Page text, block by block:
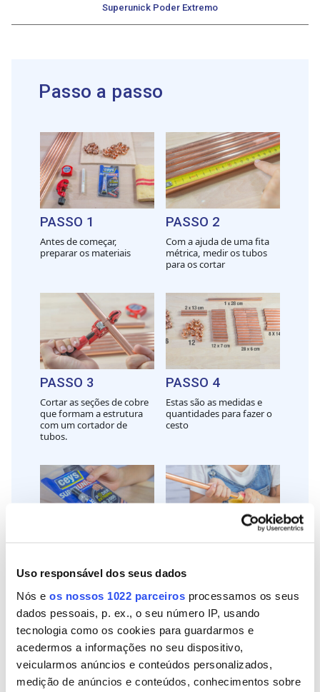
Uso responsável dos seus dados
Nós e os nossos 1022 parceiros processamos os seus
dados pessoais, p. ex., o seu número IP, usando
tecnologia como os cookies para guardarmos e
acedermos a informações no seu dispositivo,
veicularmos anúncios e conteúdos personalizados,
medição de anúncios e conteúdos, conhecimentos sobre
Superunick Poder Extremo
Passo a passo
PASSO 1
Antes de começar,
preparar os materiais
PASSO 2
Com a ajuda de uma fita
métrica, medir os tubos
para os cortar
PASSO 3
Cortar as seções de cobre
que formam a estrutura
com um cortador de
tubos.
PASSO 4
Estas são as medidas e
quantidades para fazer o
cesto
Para fixar os tubos nas
Superunick Poder
Antes de colar, limpar bem
pano